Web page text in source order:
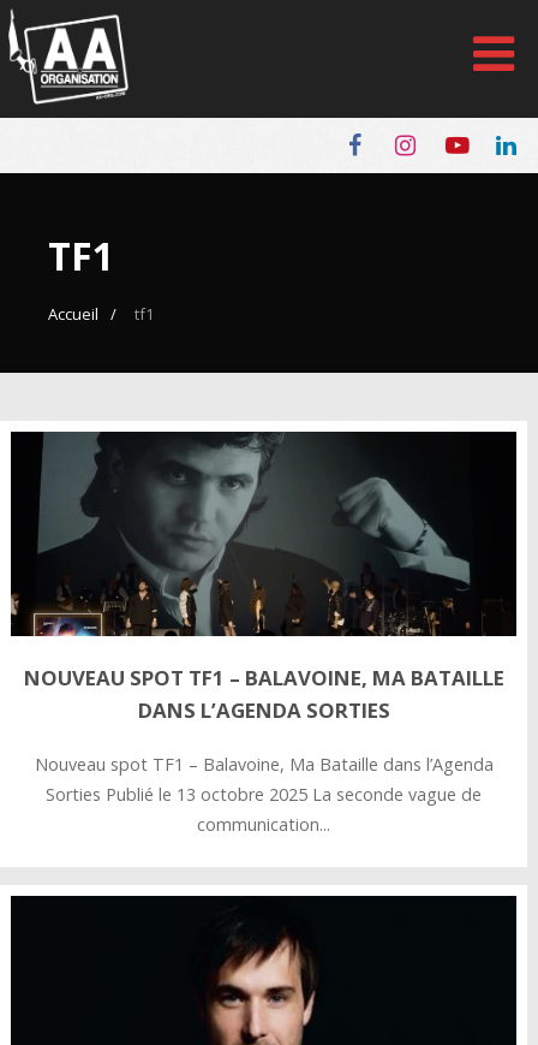
Panneau de gestion des cookies
TF1
Accueil tf1
NOUVEAU SPOT TF1 – BALAVOINE, MA BATAILLE
DANS L’AGENDA SORTIES
Nouveau spot TF1 – Balavoine, Ma Bataille dans l’Agenda
Sorties Publié le 13 octobre 2025 La seconde vague de
communication...